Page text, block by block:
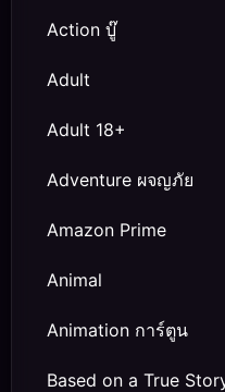
Action บู๊
Adult
Adult 18+
Adventure ผจญภัย
Amazon Prime
Animal
Animation การ์ตูน
Based on a True